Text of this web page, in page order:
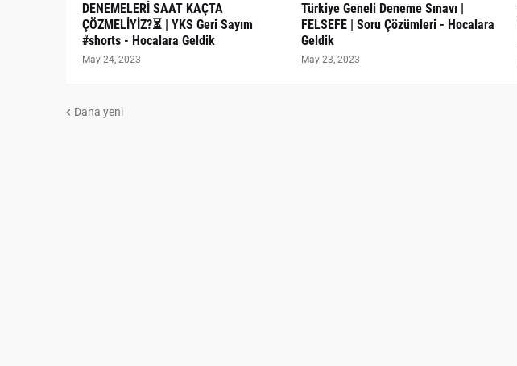
DENEMELERİ SAAT KAÇTA
ÇÖZMELİYİZ?⏳ | YKS Geri Sayım
#shorts - Hocalara Geldik
May 24, 2023
Türkiye Geneli Deneme Sınavı |
FELSEFE | Soru Çözümleri - Hocalara
Geldik
May 23, 2023
Daha yeni